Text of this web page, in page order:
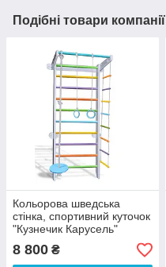
Подібні товари компанії
Кольорова шведська
стінка, спортивний куточок
"Кузнечик Карусель"
8 800 ₴